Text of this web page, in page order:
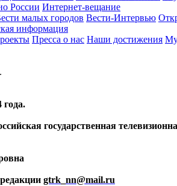
России Интернет-вещание
малых городов Вести-Интервью
информация
Пресса о нас Наши достижения
.
государственная
gtrk_nn@mail.ru